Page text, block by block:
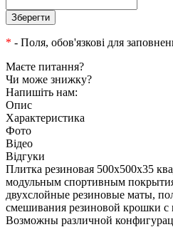
* - Поля, обов'язкові для
Маєте питання?
Чи може знижку?
Напишіть нам:
Опис
Характеристика
Фото
Відео
Відгуки
Плитка резиновая 500х500х35
модульным спортивным
двухслойные резиновые маты,
смешивания резиновой крошки
Возможны различной